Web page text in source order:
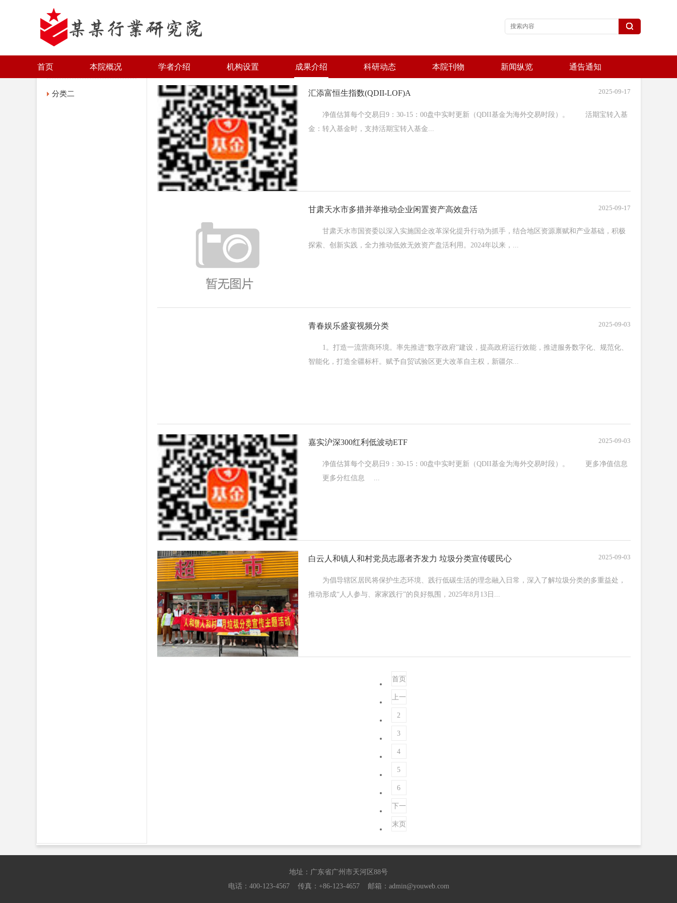
首页 本院概况 学者介绍 机构设置 成果介绍 科研动态 本院刊物 新闻纵览 通告通知
成果介绍
分类一
分类二
您当前的位置: 首页>成果介绍 分类一
汇添富恒生指数(QDII-LOF)A 2025-09-17
净值估算每个交易日9：30-15：00盘中实时更新（QDII基金为海外交易时段）。 活期宝转入基
金：转入基金时，支持活期宝转入基金...
甘肃天水市多措并举推动企业闲置资产高效盘活 2025-09-17
甘肃天水市国资委以深入实施国企改革深化提升行动为抓手，结合地区资源禀赋和产业基础，积极
探索、创新实践，全力推动低效无效资产盘活利用。2024年以来，...
青春娱乐盛宴视频分类 2025-09-03
1。打造一流营商环境。率先推进“数字政府”建设，提高政府运行效能，推进服务数字化、规范化、
智能化，打造全疆标杆。赋予自贸试验区更大改革自主权，新疆尔...
嘉实沪深300红利低波动ETF 2025-09-03
净值估算每个交易日9：30-15：00盘中实时更新（QDII基金为海外交易时段）。 更多净值信息
更多分红信息 ...
白云人和镇人和村党员志愿者齐发力 垃圾分类宣传暖民心 2025-09-03
为倡导辖区居民将保护生态环境、践行低碳生活的理念融入日常，深入了解垃圾分类的多重益处，
推动形成“人人参与、家家践行”的良好氛围，2025年8月13日...
首页
上一
页
2
3
4
5
6
下一
页
末页
地址：广东省广州市天河区88号
电话：400-123-4567 传真：+86-123-4657 邮箱：admin@youweb.com